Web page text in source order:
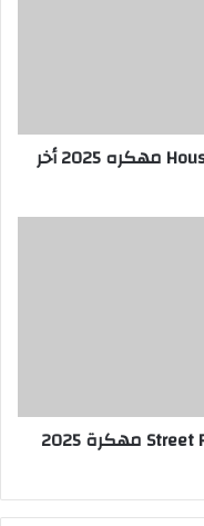
تحميل لعبة هاوس فليبر House Flipper مهكره 2025 أخر
تنزيل لعبة سباق الشارع Street Racing 3D مهكرة 2025